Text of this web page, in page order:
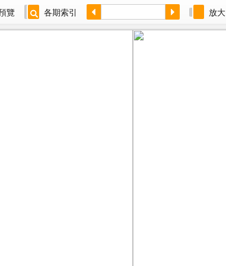
覽 各期索引 放大